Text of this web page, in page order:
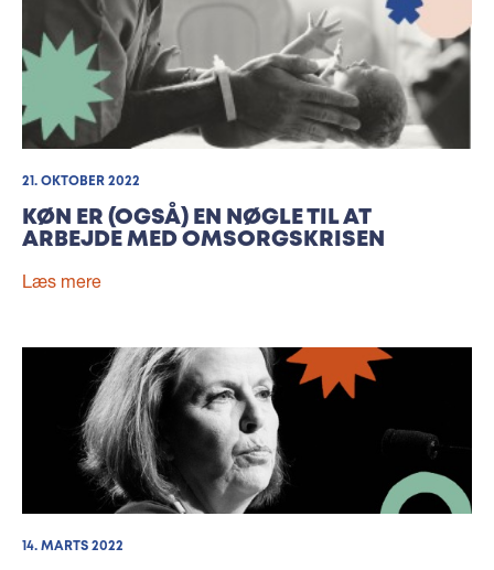
21. OKTOBER 2022
KØN ER (OGSÅ) EN NØGLE TIL AT
ARBEJDE MED OMSORGSKRISEN
Læs mere
14. MARTS 2022